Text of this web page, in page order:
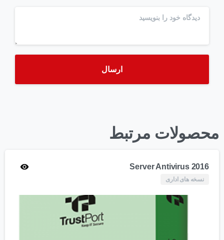
محصولات مرتبط
Server Antivirus 2016
نسخه های اداری